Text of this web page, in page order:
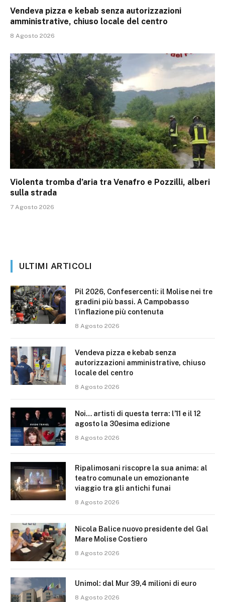
Vendeva pizza e kebab senza autorizzazioni
amministrative, chiuso locale del centro
8 Agosto 2026
Violenta tromba d’aria tra Venafro e Pozzilli, alberi
sulla strada
7 Agosto 2026
ULTIMI ARTICOLI
Pil 2026, Confesercenti: il Molise nei tre
gradini più bassi. A Campobasso
l’inflazione più contenuta
8 Agosto 2026
Vendeva pizza e kebab senza
autorizzazioni amministrative, chiuso
locale del centro
8 Agosto 2026
Noi… artisti di questa terra: l’11 e il 12
agosto la 30esima edizione
8 Agosto 2026
Ripalimosani riscopre la sua anima: al
teatro comunale un emozionante
viaggio tra gli antichi funai
8 Agosto 2026
Nicola Balice nuovo presidente del Gal
Mare Molise Costiero
8 Agosto 2026
Unimol: dal Mur 39,4 milioni di euro
8 Agosto 2026